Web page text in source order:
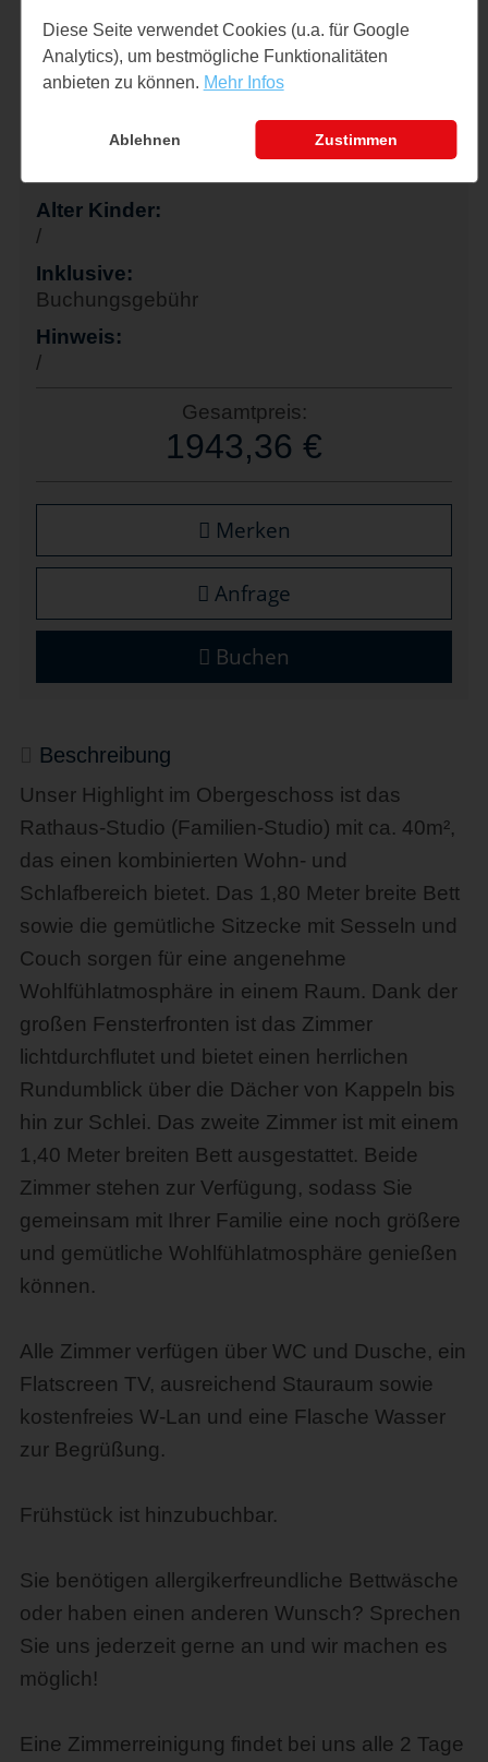
Buchung
Datum:
Erwachsene:
Alter Kinder:
/
Inklusive:
Buchungsgebühr
Hinweis:
/
Gesamtpreis:
1943,36 €
Merken
Anfrage
Buchen
Beschreibung
Unser Highlight im Obergeschoss ist das
Rathaus-Studio (Familien-Studio) mit ca. 40m²,
das einen kombinierten Wohn- und
Schlafbereich bietet. Das 1,80 Meter breite Bett
sowie die gemütliche Sitzecke mit Sesseln und
Couch sorgen für eine angenehme
Wohlfühlatmosphäre in einem Raum. Dank der
großen Fensterfronten ist das Zimmer
lichtdurchflutet und bietet einen herrlichen
Rundumblick über die Dächer von Kappeln bis
hin zur Schlei. Das zweite Zimmer ist mit einem
1,40 Meter breiten Bett ausgestattet. Beide
Zimmer stehen zur Verfügung, sodass Sie
gemeinsam mit Ihrer Familie eine noch größere
und gemütliche Wohlfühlatmosphäre genießen
können.
Alle Zimmer verfügen über WC und Dusche, ein
Flatscreen TV, ausreichend Stauraum sowie
kostenfreies W-Lan und eine Flasche Wasser
zur Begrüßung.
Frühstück ist hinzubuchbar.
Sie benötigen allergikerfreundliche Bettwäsche
oder haben einen anderen Wunsch? Sprechen
Sie uns jederzeit gerne an und wir machen es
möglich!
Eine Zimmerreinigung findet bei uns alle 2 Tage
Diese Seite verwendet Cookies (u.a. für Google
Analytics), um bestmögliche Funktionalitäten
anbieten zu können. Mehr Infos
Ablehnen Zustimmen